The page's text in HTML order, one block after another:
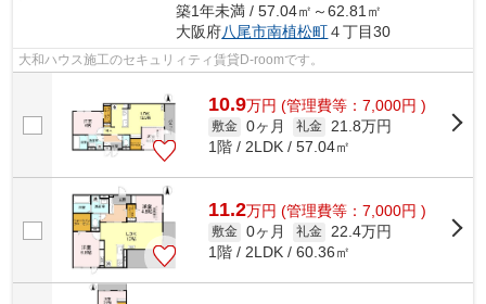
築1年未満 / 57.04㎡～62.81㎡
大阪府八尾市南植松町４丁目30
大和ハウス施工のセキュリィティ賃貸D-roomです。
10.9万円 (管理費等：7,000円 )
敷金 0ヶ月 礼金
21.8万円
1階 / 2LDK / 57.04㎡
11.2万円 (管理費等：7,000円 )
敷金 0ヶ月 礼金
22.4万円
1階 / 2LDK / 60.36㎡